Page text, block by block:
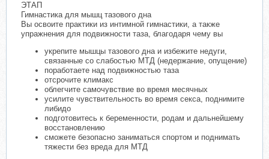
ЭТАП
Гимнастика для мышц тазового дна
Вы освоите практики из интимной гимнастики, а также
упражнения для подвижности таза, благодаря чему вы
укрепите мышцы тазового дна и избежите недуги,
связанные со слабостью МТД (недержание, опущение)
поработаете над подвижностью таза
отсрочите климакс
облегчите самочувствие во время месячных
усилите чувствительность во время секса, поднимите
либидо
подготовитесь к беременности, родам и дальнейшему
восстановлению
сможете безопасно заниматься спортом и поднимать
тяжести без вреда для МТД